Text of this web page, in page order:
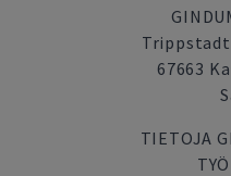
67663
TIETOJA